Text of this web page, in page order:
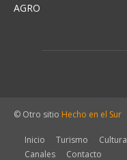
AGRO
© Otro sitio Hecho en el Sur
Inicio Turismo Cultura
Canales
Contacto